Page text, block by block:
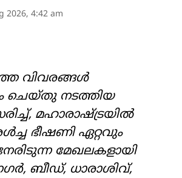
2026, 4:42 am
വിവരങ്ങൾ
ചെയ്തു നടത്തിയ
മഹാരാഷ്ട്രയിൽ
ഭീഷണി ഏറ്റവും
മേഖലകളായി
ബീഡ്, ധാരാശിവ്,